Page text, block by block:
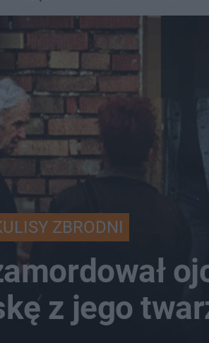
ZBRODNI
z jego